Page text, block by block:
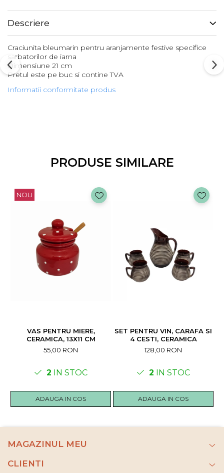
Descriere
Craciunita bleumarin pentru aranjamente festive specifice
sarbatorilor de iarna
Dimensiune 21 cm
Pretul este pe buc si contine TVA
Informatii conformitate produs
PRODUSE SIMILARE
NOU
VAS PENTRU MIERE,
CERAMICA, 13X11 CM
55,00 RON
2 IN STOC
ADAUGA IN COS
SET PENTRU VIN, CARAFA SI
4 CESTI, CERAMICA
128,00 RON
2 IN STOC
ADAUGA IN COS
MAGAZINUL MEU
CLIENTI